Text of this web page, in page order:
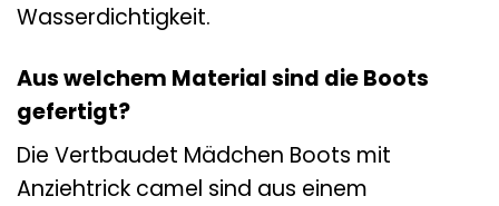
Wasserdichtigkeit.
Aus welchem Material sind die Boots
gefertigt?
Die Vertbaudet Mädchen Boots mit
Anziehtrick camel sind aus einem